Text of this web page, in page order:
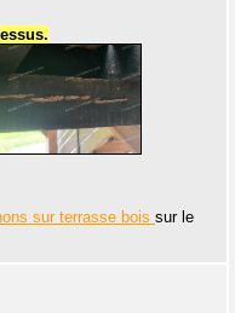
sur terrasse bois sur le